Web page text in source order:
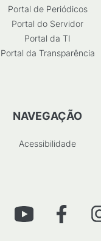
Portal de Periódicos
Portal do Servidor
Portal da TI
Portal da Transparência
NAVEGAÇÃO
Acessibilidade